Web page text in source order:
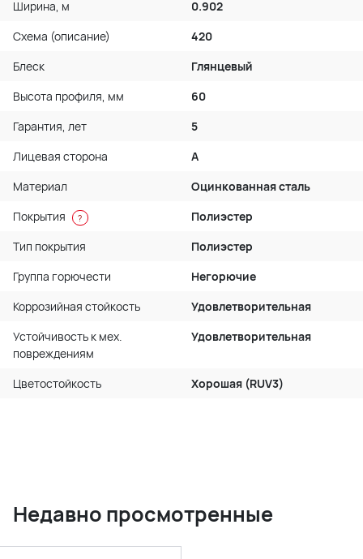
Ширина, м
0.902
Схема (описание)
420
Блеск
Глянцевый
Высота профиля, мм
60
Гарантия, лет
5
Лицевая сторона
A
Материал
Оцинкованная сталь
Покрытия
?
Полиэстер
Тип покрытия
Полиэстер
Группа горючести
Негорючие
Коррозийная стойкость
Удовлетворительная
Устойчивость к мех.
повреждениям
Удовлетворительная
Цветостойкость Хорошая (RUV3)
Недавно просмотренные